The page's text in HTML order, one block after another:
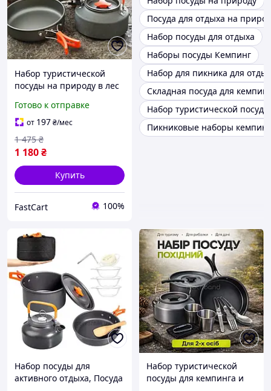
Набор туристической
посуды на природу в лес
туризма отдыха
Туристическая посуда 3 в
1 Посуда для костра
Готово к отправке
от 197₴/мес
1 180₴
1 475 ₴
Купить
FastCart 100%
Посуда для отдыха на
Набор посуды для отдыха
Наборы посуды Кемпинг
Набор для пикника для
Складная посуда для
Набор туристической
Пикниковые наборы кемпинг
Набор посуды для
активного отдыха, Посуда
Набор туристической
посуды для кемпинга и